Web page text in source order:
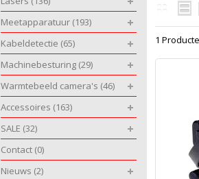
1
Meetapparatuur (193)
Kabeldetectie (65)
Machinebesturing (29)
Warmtebeeld camera's (46)
Accessoires (163)
SALE (32)
Contact (0)
Nieuws (2)